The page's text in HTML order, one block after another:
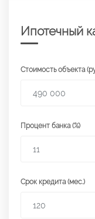
Ипотечный
Стоимость объекта
Процент банка (%)
Срок кредита (мес.)